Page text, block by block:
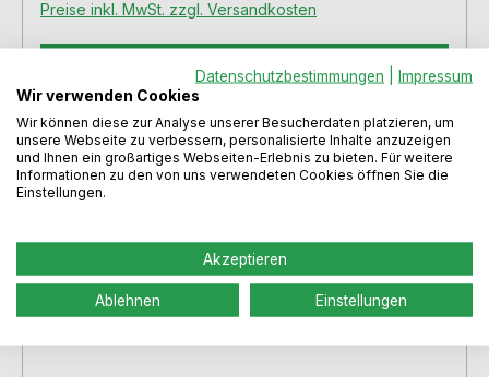
Preise inkl. MwSt. zzgl. Versandkosten
In den Warenkorb
Datenschutzbestimmungen
Impressum
Wir verwenden Cookies
Wir können diese zur Analyse unserer Besucherdaten platzieren, um
unsere Webseite zu verbessern, personalisierte Inhalte anzuzeigen
und Ihnen ein großartiges Webseiten-Erlebnis zu bieten. Für weitere
Informationen zu den von uns verwendeten Cookies öffnen Sie die
Einstellungen.
Akzeptieren
Ablehnen Einstellungen